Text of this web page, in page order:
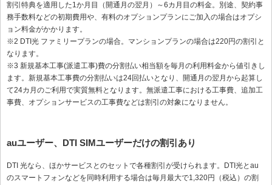
割引特典を適用した1か月目（開通月の翌月）～6カ月目の料金。別途、契約事
務手数料などの初期費用や、有料のオプションプランにご加入の場合はオプシ
ョン料金がかかります。
※2 DTI光 ファミリープランの場合。マンションプランの場合は220円の割引と
なります。
※3 新規基本工事(派遣工事)費の分割払い相当額を毎月の利用料金から値引きし
ます。新規基本工事費の分割払いは24回払いとなり、開通月の翌月から起算し
て24カ月のご利用で実質無料となります。無派遣工事における工事費、追加工
事費、オプションサービスの工事費などは割引の対象になりません。
auユーザー、DTI SIMユーザーだけの割引あり
DTI 光なら、ほかサービスとのセットで各種割引が受けられます。DTI光とau
のスマートフォンなどを同時利用する場合は毎月最大で1,320円（税込）の割